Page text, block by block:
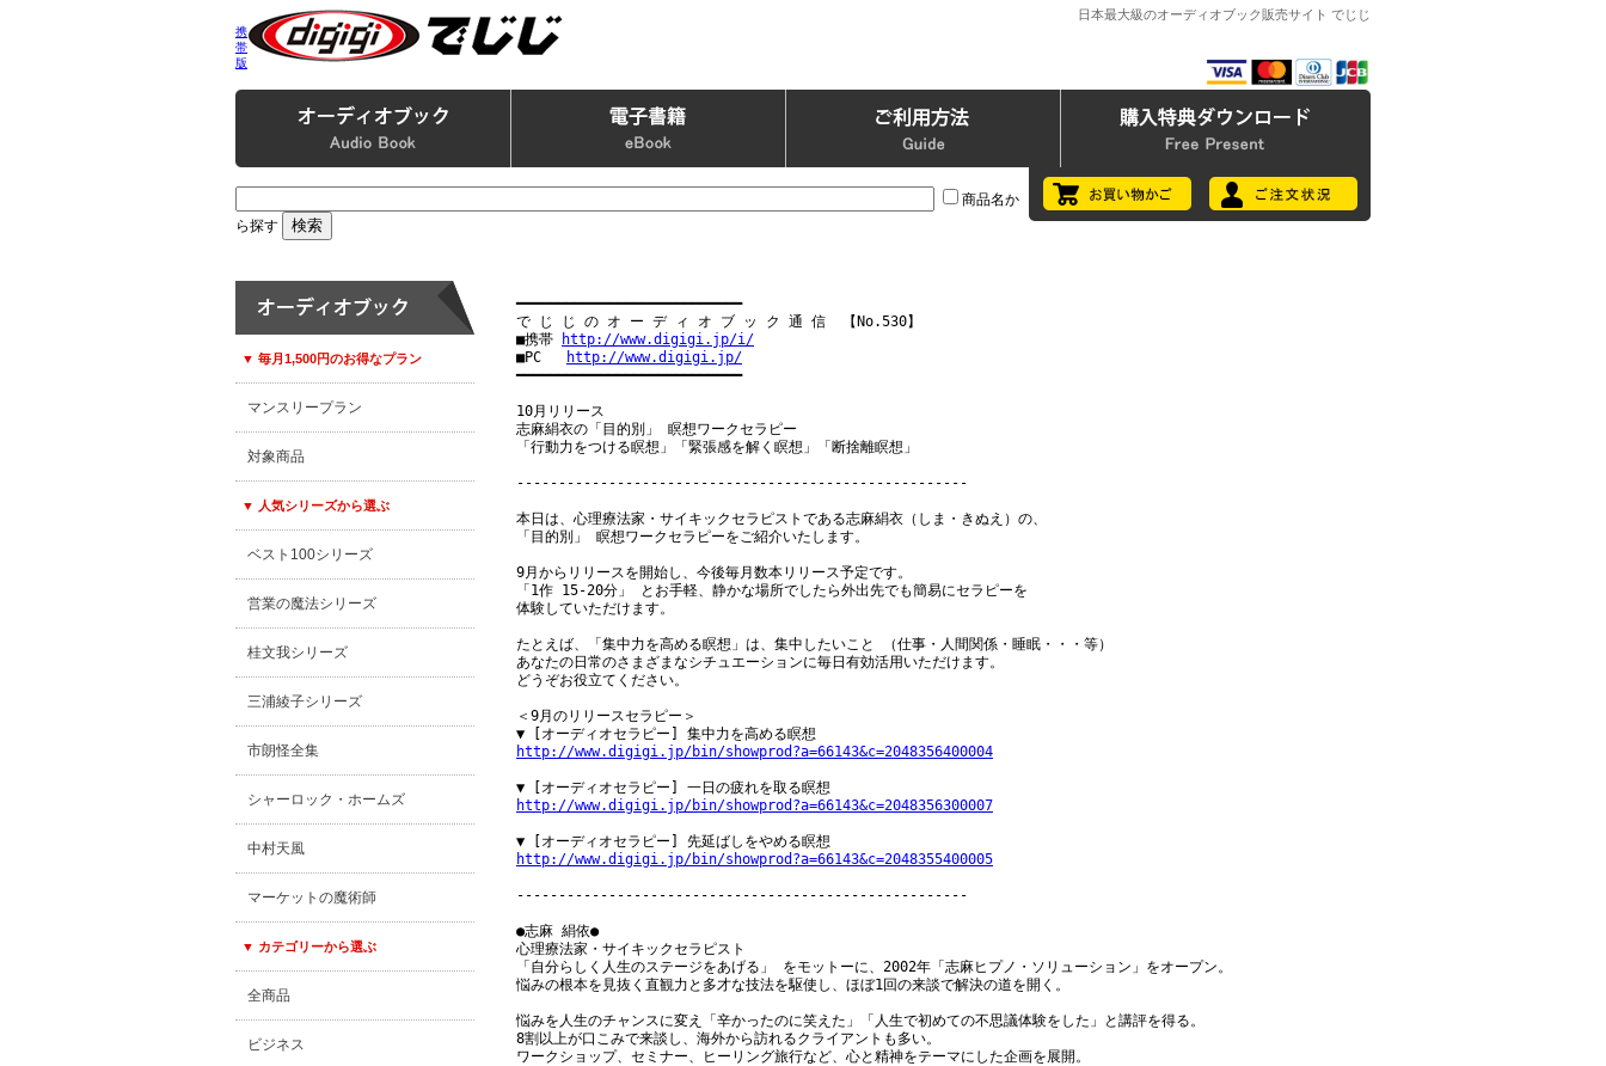
携
帯
版
日本最大級のオーディオブック販売サイト でじじ
商品名か
ら探す
▼ 毎月1,500円のお得なプラン
マンスリープラン
対象商品
▼ 人気シリーズから選ぶ
ベスト100シリーズ
営業の魔法シリーズ
桂文我シリーズ
三浦綾子シリーズ
市朗怪全集
シャーロック・ホームズ
中村天風
マーケットの魔術師
▼ カテゴリーから選ぶ
全商品
ビジネス
━━━━━━━━━━━━━━━━━━━━━━━━━━━
で じ じ の オ ー デ ィ オ ブ ッ ク 通 信  【No.530】
■携帯
http://www.digigi.jp/i/
■PC
http://www.digigi.jp/
━━━━━━━━━━━━━━━━━━━━━━━━━━━
10月リリース
志麻絹衣の「目的別」 瞑想ワークセラピー
「行動力をつける瞑想」「緊張感を解く瞑想」「断捨離瞑想」
------------------------------------------------------
本日は、心理療法家・サイキックセラピストである志麻絹衣（しま・きぬえ）の、
「目的別」 瞑想ワークセラピーをご紹介いたします。
9月からリリースを開始し、今後毎月数本リリース予定です。
「1作 15-20分」 とお手軽、静かな場所でしたら外出先でも簡易にセラピーを
体験していただけます。
たとえば、「集中力を高める瞑想」は、集中したいこと （仕事・人間関係・睡眠・・・等）
あなたの日常のさまざまなシチュエーションに毎日有効活用いただけます。
どうぞお役立てください。
＜9月のリリースセラピー＞
http://www.digigi.jp/bin/showprod?a=66143&c=2048356400004
http://www.digigi.jp/bin/showprod?a=66143&c=2048356300007
http://www.digigi.jp/bin/showprod?a=66143&c=2048355400005
------------------------------------------------------
●志麻 絹依●
心理療法家・サイキックセラピスト
「自分らしく人生のステージをあげる」 をモットーに、2002年「志麻ヒプノ・ソリューション」をオープン。
悩みの根本を見抜く直観力と多才な技法を駆使し、ほぼ1回の来談で解決の道を開く。
悩みを人生のチャンスに変え「辛かったのに笑えた」「人生で初めての不思議体験をした」と講評を得る。
8割以上が口こみで来談し、海外から訪れるクライアントも多い。
ワークショップ、セミナー、ヒーリング旅行など、心と精神をテーマにした企画を展開。